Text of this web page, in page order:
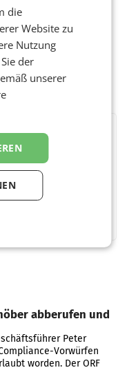
Artikel und
abberufen und
Peter
Vorwürfen
worden. Der ORF
die
Website zu
Nutzung
der
unserer